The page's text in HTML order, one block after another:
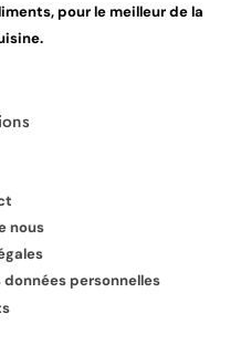
pour le meilleur de la
nous
personnelles